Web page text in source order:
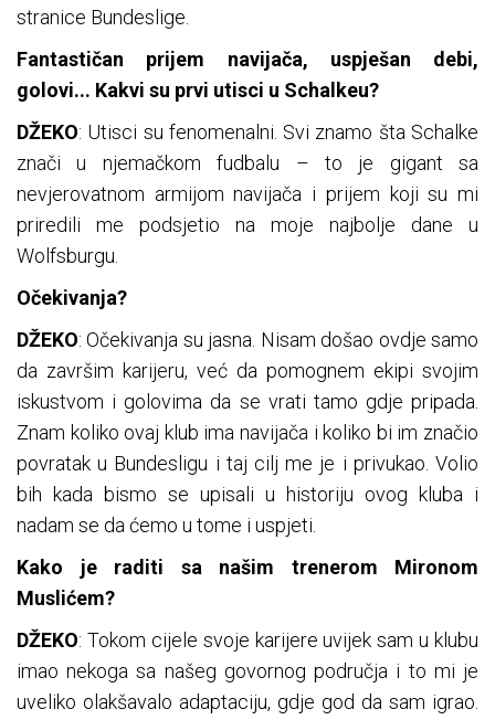
stranice Bundeslige.
Fantastičan prijem navijača, uspješan debi,
golovi... Kakvi su prvi utisci u Schalkeu?
DŽEKO: Utisci su fenomenalni. Svi znamo šta Schalke
znači u njemačkom fudbalu – to je gigant sa
nevjerovatnom armijom navijača i prijem koji su mi
priredili me podsjetio na moje najbolje dane u
Wolfsburgu.
Očekivanja?
DŽEKO: Očekivanja su jasna. Nisam došao ovdje samo
da završim karijeru, već da pomognem ekipi svojim
iskustvom i golovima da se vrati tamo gdje pripada.
Znam koliko ovaj klub ima navijača i koliko bi im značio
povratak u Bundesligu i taj cilj me je i privukao. Volio
bih kada bismo se upisali u historiju ovog kluba i
nadam se da ćemo u tome i uspjeti.
Kako je raditi sa našim trenerom Mironom
Muslićem?
DŽEKO: Tokom cijele svoje karijere uvijek sam u klubu
imao nekoga sa našeg govornog područja i to mi je
uveliko olakšavalo adaptaciju, gdje god da sam igrao.